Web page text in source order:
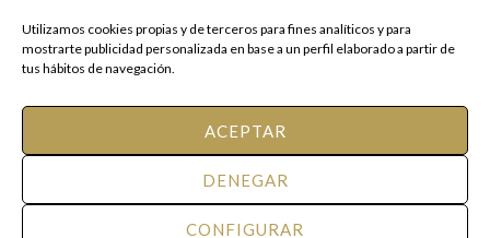
Utilizamos cookies propias y de terceros para fines analíticos y para
mostrarte publicidad personalizada en base a un perfil elaborado a partir de
tus hábitos de navegación.
ACEPTAR
DENEGAR
CONFIGURAR
Todos los derechos reservados.